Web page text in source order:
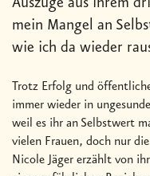
mein Mangel an
wie ich da wieder
Trotz Erfolg und
immer wieder in
weil es ihr an Selbstwert
vielen Frauen, doch nur
Nicole Jäger erzählt von